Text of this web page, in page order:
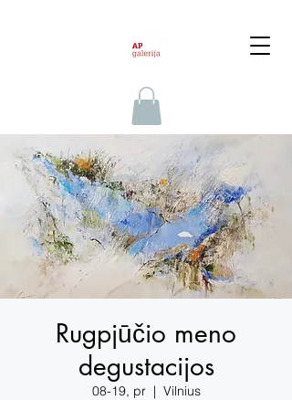
Rugpjūčio meno
degustacijos
08-19, pr
  |
Vilnius